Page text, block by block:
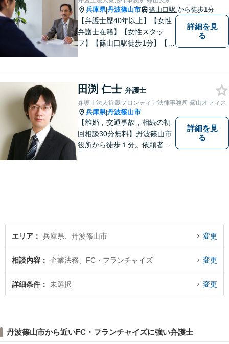
兵庫県|丹波篠山市 篠山口駅 から徒歩1分
【弁護士歴40年以上】【女性
弁護士在籍】【女性スタッ
フ】【篠山口駅徒歩1分】【夜
談ください。様々な悩みや不
安に寄り添い、お抱えの問題
の迅速かつ適切な解決を目指
します。
詳細を見
る
田渕 仁士 弁護士
弁護士法人近畿フロンティア法律事務所 篠山オフィス
兵庫県|丹波篠山市
【離婚，交通事故，相続の初
回相談30分無料】丹波篠山市
役所から徒歩１分。依頼者の
詳細を見
る
エリア 兵庫県、丹波篠山市 変更
相談内容 企業法務、FC・フランチャイズ 変更
詳細条件 未選択 変更
丹波篠山市から近いFC・フランチャイズに強い弁護士